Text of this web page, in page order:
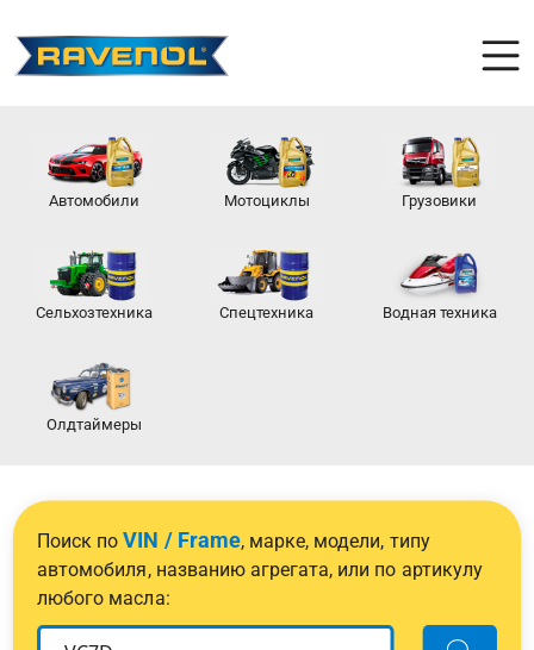
Автомобили Мотоциклы Грузовики
Сельхозтехника Спецтехника Водная техника
Олдтаймеры
Поиск поVIN / Frame, марке, модели, типу
автомобиля, названию агрегата, или по артикулу
любого масла: